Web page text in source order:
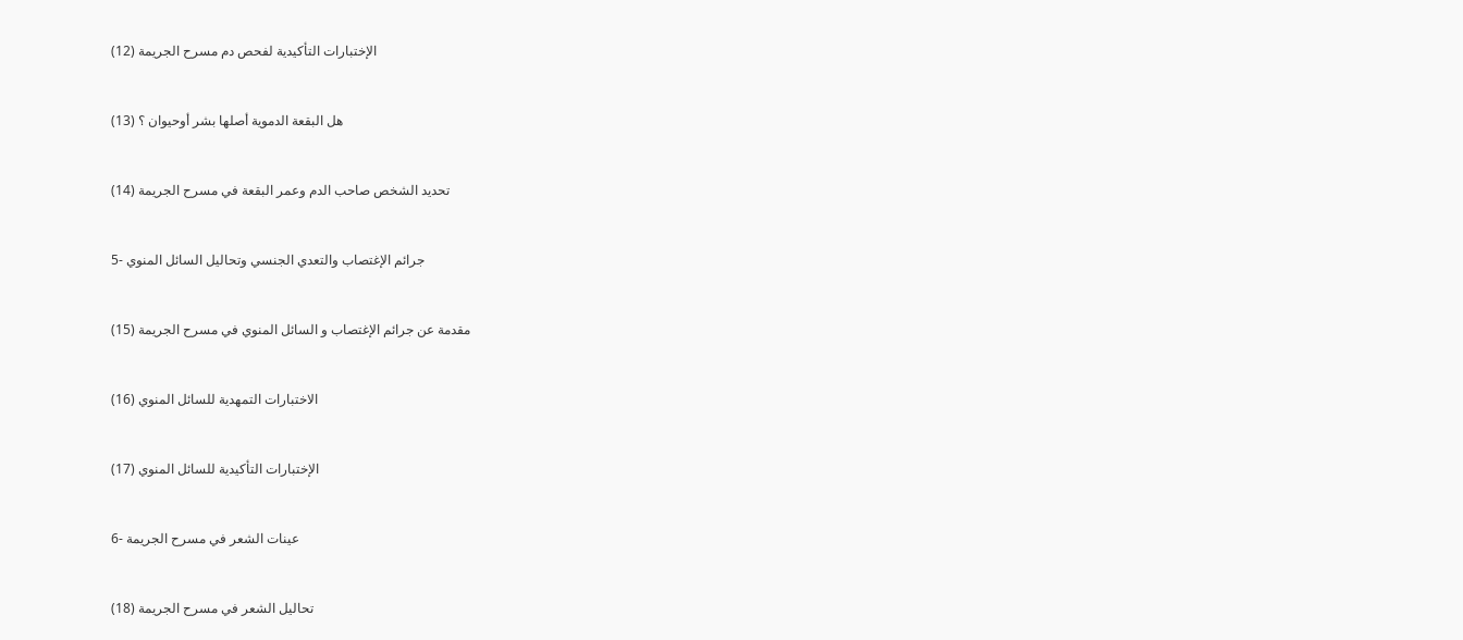
(12) الإختبارات التأكيدية لفحص دم مسرح الجريمة
(13) هل البقعة الدموية أصلها بشر أوحيوان ؟
(14) تحديد الشخص صاحب الدم وعمر البقعة في مسرح الجريمة
5- جرائم الإغتصاب والتعدي الجنسي وتحاليل السائل المنوي
(15) مقدمة عن جرائم الإغتصاب و السائل المنوي في مسرح الجريمة
(16) الاختبارات التمهدية للسائل المنوي
(17) الإختبارات التأكيدية للسائل المنوي
6- عينات الشعر في مسرح الجريمة
(18) تحاليل الشعر في مسرح الجريمة